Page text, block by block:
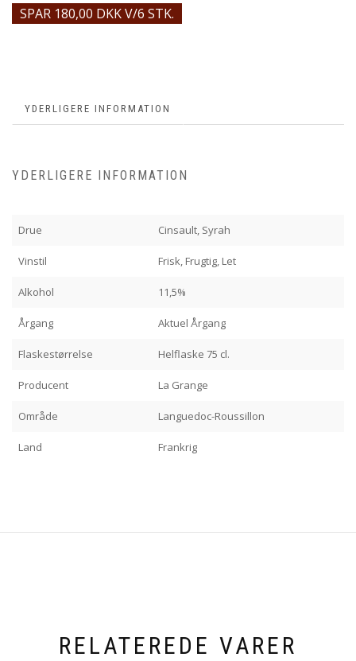
SPAR 180,00 DKK V/6 STK.
YDERLIGERE INFORMATION
YDERLIGERE INFORMATION
Drue Cinsault, Syrah
Vinstil Frisk, Frugtig, Let
Alkohol 11,5%
Årgang Aktuel Årgang
Flaskestørrelse Helflaske 75 cl.
Producent La Grange
Område Languedoc-Roussillon
Land Frankrig
RELATEREDE VARER